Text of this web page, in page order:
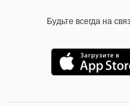
Будьте всегда на